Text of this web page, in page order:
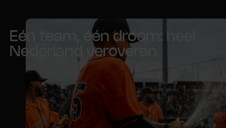
Eén team, één droom: heel
Nederland veroveren